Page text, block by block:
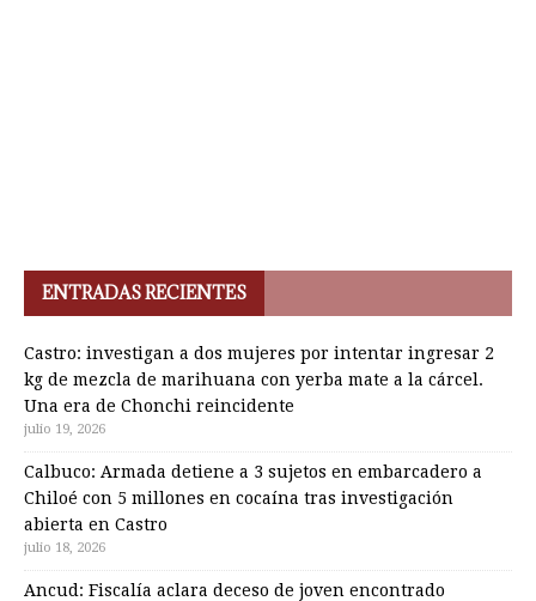
ENTRADAS RECIENTES
Castro: investigan a dos mujeres por intentar ingresar 2
kg de mezcla de marihuana con yerba mate a la cárcel.
Una era de Chonchi reincidente
julio 19, 2026
Calbuco: Armada detiene a 3 sujetos en embarcadero a
Chiloé con 5 millones en cocaína tras investigación
abierta en Castro
julio 18, 2026
Ancud: Fiscalía aclara deceso de joven encontrado